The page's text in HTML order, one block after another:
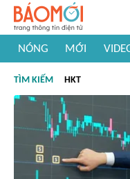
NÓNG MỚI
#Khám phá thế giới
TÌM KIẾM HKT